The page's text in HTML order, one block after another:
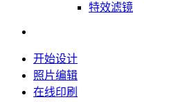
特效滤镜
开始设计
照片编辑
在线印刷